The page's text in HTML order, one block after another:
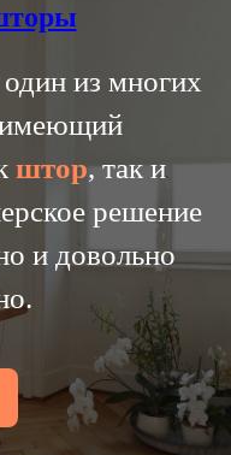
из многих
штор, так и
решение
и довольно